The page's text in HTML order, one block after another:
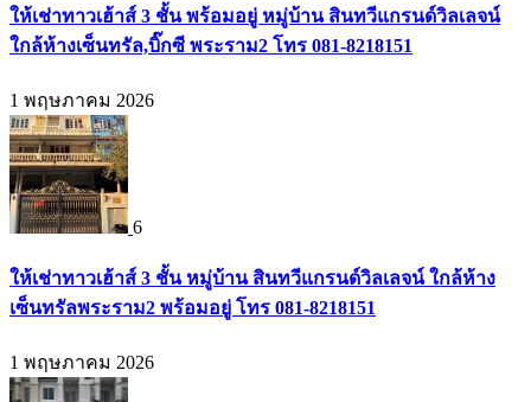
ให้เช่าทาวเฮ้าส์ 3 ชั้น พร้อมอยู่ หมู่บ้าน สินทวีแกรนด์วิลเลจน์
ใกล้ห้างเซ็นทรัล,บิ๊กซี พระราม2 โทร 081-8218151
1 พฤษภาคม 2026
6
ให้เช่าทาวเฮ้าส์ 3 ชั้น หมู่บ้าน สินทวีแกรนด์วิลเลจน์ ใกล้ห้าง
เซ็นทรัลพระราม2 พร้อมอยู่ โทร 081-8218151
1 พฤษภาคม 2026